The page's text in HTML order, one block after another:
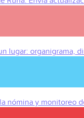
lugar: organigrama,
nómina y monitoreo